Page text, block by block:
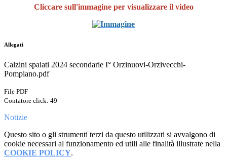
Cliccare sull'immagine per visualizzare il video
Allegati
Calzini spaiati 2024 secondarie I° Orzinuovi-Orzivecchi-
Pompiano.pdf
File PDF
Contatore click: 49
Notizie
Questo sito o gli strumenti terzi da questo utilizzati si avvalgono di
cookie necessari al funzionamento ed utili alle finalità illustrate nella
COOKIE POLICY.